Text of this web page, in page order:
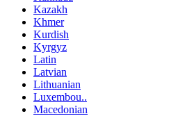
Kazakh
Khmer
Kurdish
Kyrgyz
Latin
Latvian
Lithuanian
Luxembou..
Macedonian